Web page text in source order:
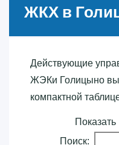
ЖКХ в
Действующие
ЖЭКи Голицыно вы
компактной
Показать
Поиск: